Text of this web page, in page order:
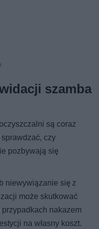
szamba
są coraz
czy
pozbywają się
niewywiązanie się z
może skutkować
nakazem
na własny koszt.